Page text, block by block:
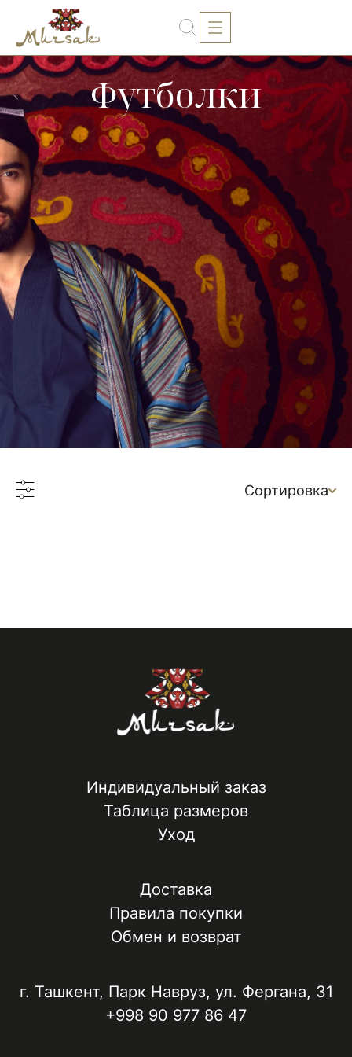
Футболки
Сортировка
Индивидуальный заказ
Таблица размеров
Уход
Доставка
Правила покупки
Обмен и возврат
г. Ташкент, ​Парк Навруз​, ул. Фергана, 31
+998 90 977 86 47